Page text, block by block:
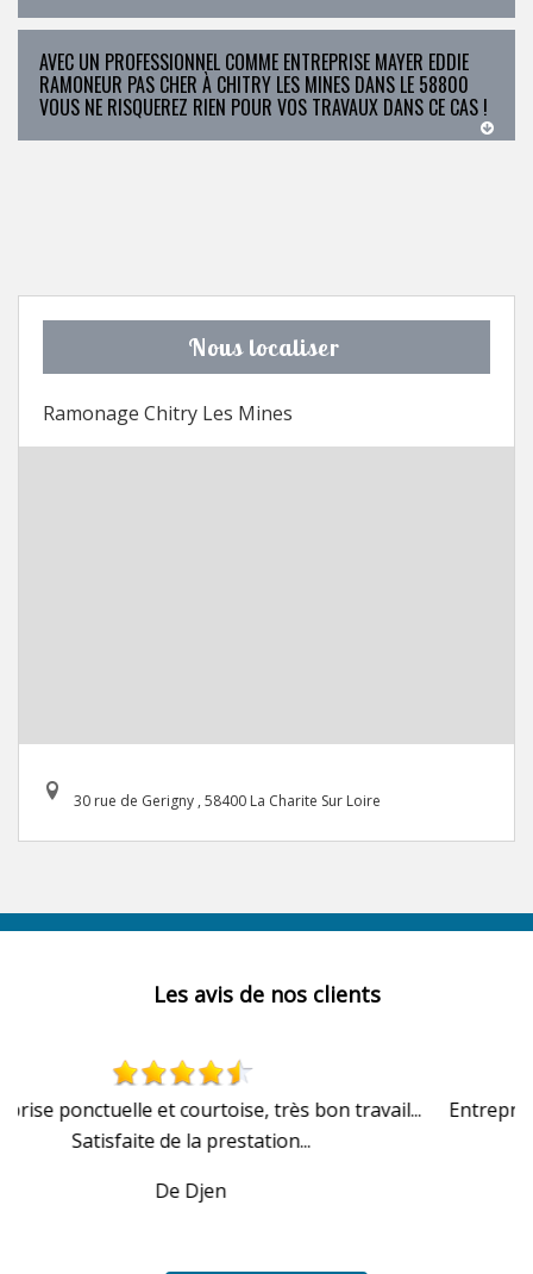
AVEC UN PROFESSIONNEL COMME ENTREPRISE MAYER EDDIE
RAMONEUR PAS CHER À CHITRY LES MINES DANS LE 58800
VOUS NE RISQUEREZ RIEN POUR VOS TRAVAUX DANS CE CAS !
Nous localiser
Ramonage Chitry Les Mines
30 rue de Gerigny , 58400 La Charite Sur Loire
Les avis de nos clients
Entreprise sérieuse ponctuelle courtois et satisfait du
travail effectué entreprise conseiller